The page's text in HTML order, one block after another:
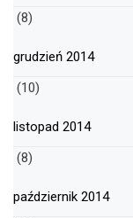
(8)
grudzień 2014
(10)
listopad 2014
(8)
październik 2014